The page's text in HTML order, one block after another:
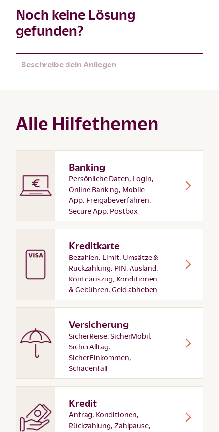
Noch keine Lösung
gefunden?
Alle Hilfethemen
Banking
Persönliche Daten, Login,
Online Banking, Mobile
App, Freigabeverfahren,
Secure App, Postbox
Kreditkarte
Bezahlen, Limit, Umsätze &
Rückzahlung, PIN, Ausland,
Kontoauszug, Konditionen
& Gebühren, Geld abheben
Versicherung
SicherReise, SicherMobil,
SicherAlltag,
SicherEinkommen,
Schadenfall
Kredit
Antrag, Konditionen,
Rückzahlung, Zahlpause,